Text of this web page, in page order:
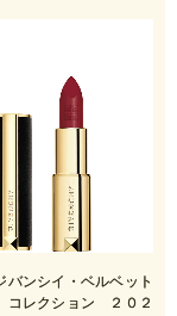
バンシイ・ベルベット
コレクション ２０２